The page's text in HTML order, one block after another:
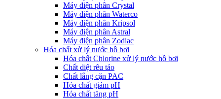
Máy điện phân Crystal
Máy điện phân Waterco
Máy điện phân Kripsol
Máy điện phân Astral
Máy điện phân Zodiac
Hóa chất xử lý nước hồ bơi
Hóa chất Chlorine xử lý nước hồ bơi
Chất diệt rêu tảo
Chất lắng cặn PAC
Hóa chất giảm pH
Hóa chất tăng pH